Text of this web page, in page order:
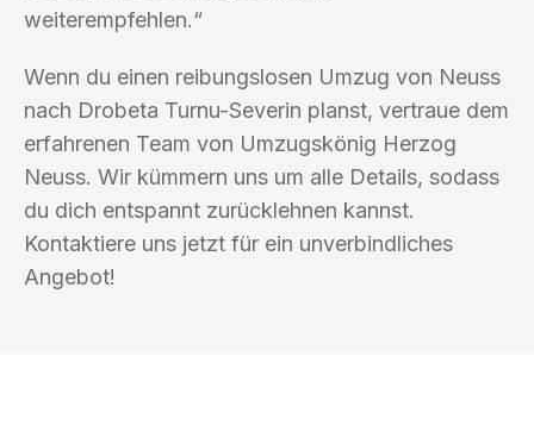
weiterempfehlen.“
Wenn du einen reibungslosen Umzug von Neuss
nach Drobeta Turnu-Severin planst, vertraue dem
erfahrenen Team von Umzugskönig Herzog
Neuss. Wir kümmern uns um alle Details, sodass
du dich entspannt zurücklehnen kannst.
Kontaktiere uns jetzt für ein unverbindliches
Angebot!